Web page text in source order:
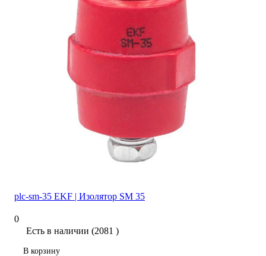
plc-sm-35 EKF | Изолятор SM 35
0
Есть в наличии (2081 )
В корзину